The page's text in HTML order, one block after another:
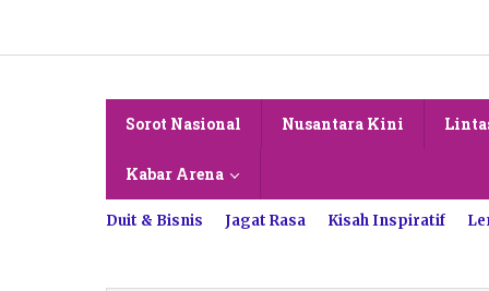
konten
Sorot Nasional Nusantara Kini
Kabar Arena
Duit & Bisnis Jagat Rasa Kisah Inspiratif